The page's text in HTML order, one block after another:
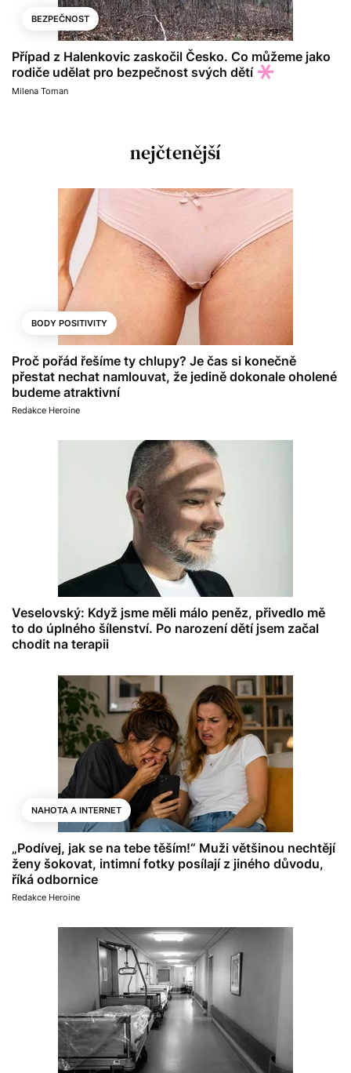
BEZPEČNOST
Případ z Halenkovic zaskočil Česko. Co můžeme jako
rodiče udělat pro bezpečnost svých dětí
Milena Toman
nejčtenější
BODY POSITIVITY
Proč pořád řešíme ty chlupy? Je čas si konečně
přestat nechat namlouvat, že jedině dokonale oholené
budeme atraktivní
Redakce Heroine
Veselovský: Když jsme měli málo peněz, přivedlo mě
to do úplného šílenství. Po narození dětí jsem začal
chodit na terapii
NAHOTA A INTERNET
„Podívej, jak se na tebe těším!“ Muži většinou nechtějí
ženy šokovat, intimní fotky posílají z jiného důvodu,
říká odbornice
Redakce Heroine